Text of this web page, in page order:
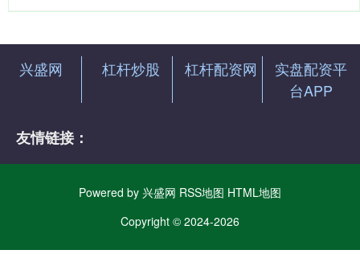
兴盛网 杠杆炒股 杠杆配资网
实盘配资平
台APP
友情链接：
Powered by 兴盛网 RSS地图 HTML地图
Copyright © 2024-2026